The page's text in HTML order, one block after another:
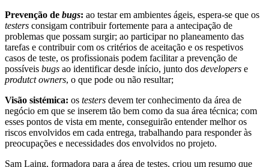
Prevenção de bugs: ao testar em ambientes ágeis, espera-se que os
testers consigam contribuir fortemente para a antecipação de
problemas que possam surgir; ao participar no planeamento das
tarefas e contribuir com os critérios de aceitação e os respetivos
casos de teste, os profissionais podem facilitar a prevenção de
possíveis bugs ao identificar desde início, junto dos developers e
produtct owners, o que pode ou não resultar;
Visão sistémica: os testers devem ter conhecimento da área de
negócio em que se inserem tão bem como da sua área técnica; com
esses pontos de vista em mente, conseguirão entender melhor os
riscos envolvidos em cada entrega, trabalhando para responder às
preocupações e necessidades dos envolvidos no projeto.
Sam Laing, formadora para a área de testes, criou um resumo que